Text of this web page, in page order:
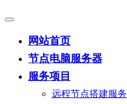
网站首页
节点电脑服务器
服务项目
远程节点搭建服务